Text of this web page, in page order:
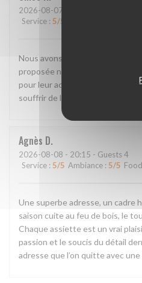
2026-08-07
Service : 5/5
Nous avons passé un très bon
proposée nous a beaucoup plu.
pour leur accueil et leur
souffrir de la chaleur de l’été
Agnès D
2026-08-08 - 20:15 - Guests 4
Service : 5/5 Ambiance : 5/5 Food
Une superbe adresse, un cadre
saison cuite au feu de bois, le
Chaque assiette est un vrai
passion et le soucis du détail
adresse que l’on quitte avec